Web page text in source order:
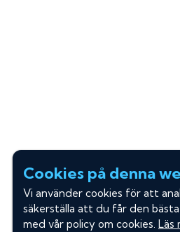
Cookies på denna
Vi använder cookies för att
säkerställa att du får den
med vår policy om cookies. Läs